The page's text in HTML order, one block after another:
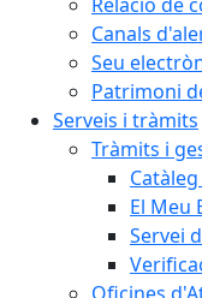
Canals
Seu
Patrimoni
Serveis i tràmits
Tràmits i
El Meu
Servei